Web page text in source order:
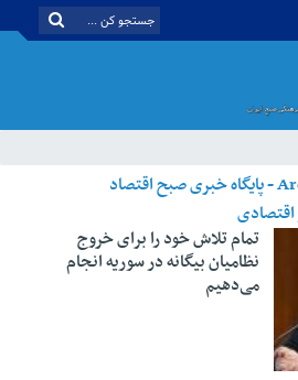
خروج نظامیان بیگانه Archives - پایگاه خبری صبح اقتصاد
اقتصادی
تمام تلاش خود را برای خروج
نظامیان بیگانه در سوریه انجام
می‌دهیم